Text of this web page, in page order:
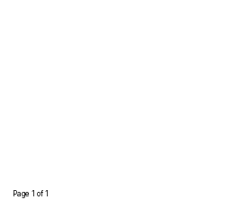
Page 1 of 1